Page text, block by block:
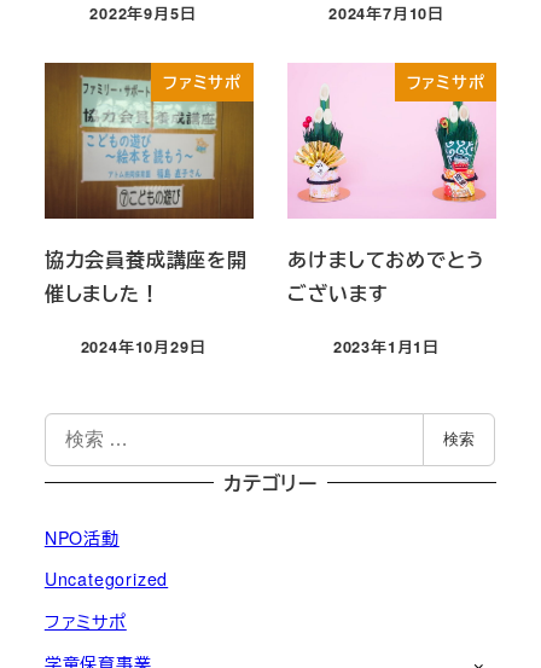
投稿日
2022年9月5日
投稿日
2024年7月10日
ファミサポ
協力会員養成講座を開
催しました！
投稿日
2024年10月29日
ファミサポ
あけましておめでとう
ございます
投稿日
2023年1月1日
検
索
検索
カテゴリー
NPO活動
Uncategorized
ファミサポ
学童保育事業